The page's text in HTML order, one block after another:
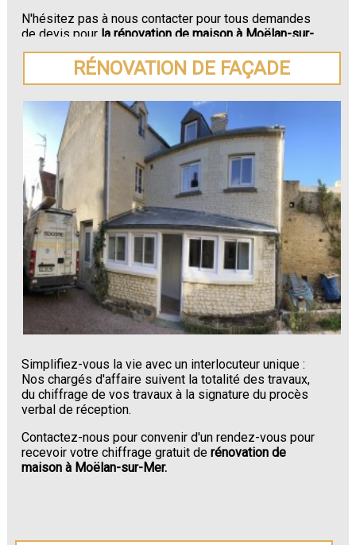
N'hésitez pas à nous contacter pour tous demandes
de devis pour la rénovation de maison à Moëlan-sur-
Mer.
RÉNOVATION DE FAÇADE
Simplifiez-vous la vie avec un interlocuteur unique :
Nos chargés d'affaire suivent la totalité des travaux,
du chiffrage de vos travaux à la signature du procès
verbal de réception.
Contactez-nous pour convenir d'un rendez-vous pour
recevoir votre chiffrage gratuit derénovation de
maison à Moëlan-sur-Mer.